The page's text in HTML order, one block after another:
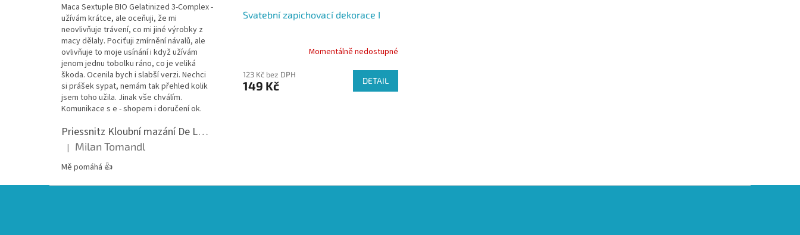
Maca Sextuple BIO Gelatinized 3-Complex -
užívám krátce, ale oceňuji, že mi
neovlivňuje trávení, co mi jiné výrobky z
macy dělaly. Pociťuji zmírnění návalů, ale
ovlivňuje to moje usínání i když užívám
jenom jednu tobolku ráno, co je veliká
škoda. Ocenila bych i slabší verzi. Nechci
si prášek sypat, nemám tak přehled kolik
jsem toho užila. Jinak vše chválím.
Komunikace s e - shopem i doručení ok.
Priessnitz Kloubní mazání De Luxe, 200ml
Hodnocení produktu je 5 z 5 hvězdiček.
| Milan Tomandl
Mě pomáhá 👍
Svatební zapichovací dekorace I
Momentálně nedostupné
123 Kč bez DPH
149 Kč DETAIL